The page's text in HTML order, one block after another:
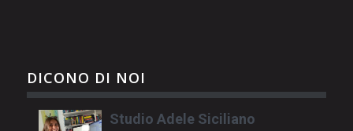
DICONO DI NOI
Studio Adele Siciliano